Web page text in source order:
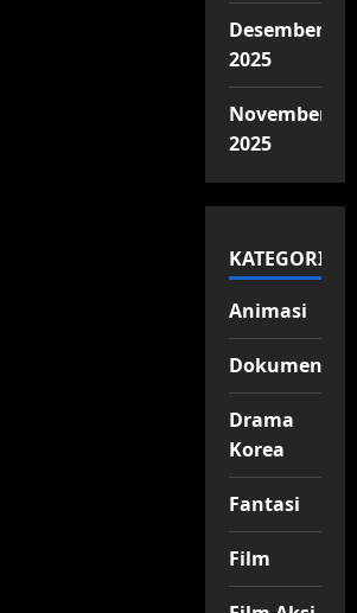
Desember
2025
November
2025
KATEGORI
Animasi
Dokumenter
Drama
Korea
Fantasi
Film